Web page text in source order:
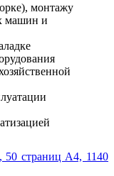
монтажу
машин и
50 страниц А4, 1140